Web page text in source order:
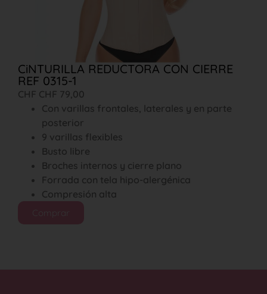
CiNTURILLA REDUCTORA CON CIERRE
REF 0315-1
CHF CHF 79,00
Con varillas frontales, laterales y en parte
posterior
9 varillas flexibles
Busto libre
Broches internos y cierre plano
Forrada con tela hipo-alergénica
Compresión alta
Comprar